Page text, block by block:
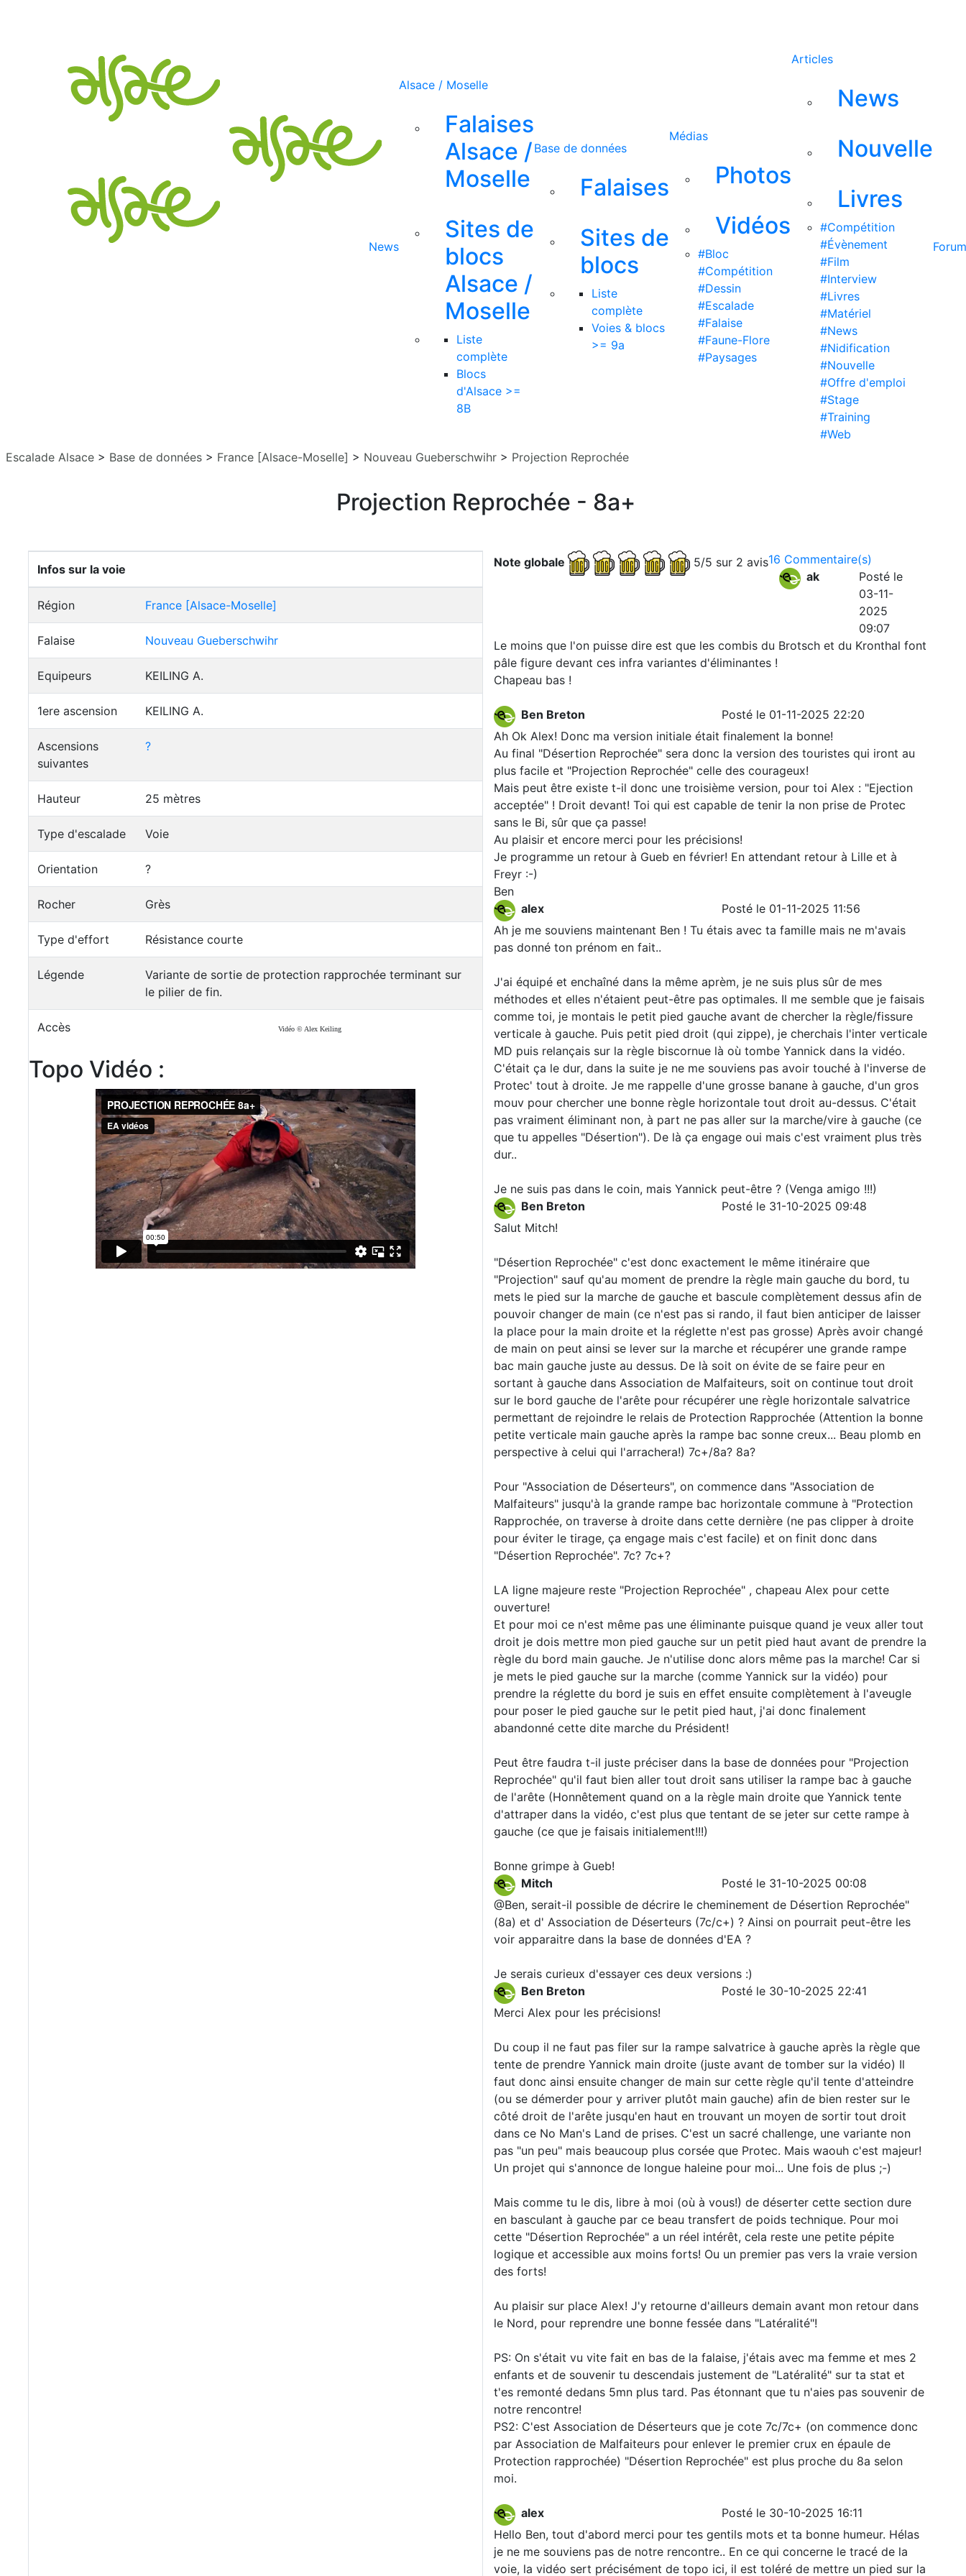
News
Alsace / Moselle
Falaises
Alsace /
Moselle
Sites de
blocs
Alsace /
Moselle
Liste
complète
Blocs
d'Alsace >=
8B
Base de données
Falaises
Sites de
blocs
Liste
complète
Voies & blocs
>= 9a
Médias
Photos
Vidéos
#Bloc
#Compétition
#Dessin
#Escalade
#Falaise
#Faune-Flore
#Paysages
Articles
News
Nouvelle
Livres
#Compétition
#Évènement
#Film
#Interview
#Livres
#Matériel
#News
#Nidification
#Nouvelle
#Offre d'emploi
#Stage
#Training
#Web
Forum
Escalade Alsace > Base de données > France [Alsace-Moselle] > Nouveau Gueberschwihr > Projection Reprochée
Projection Reprochée - 8a+
Infos sur la voie
Région France [Alsace-Moselle]
Falaise Nouveau Gueberschwihr
Equipeurs KEILING A.
1ere ascension KEILING A.
Ascensions
suivantes
?
Hauteur 25 mètres
Type d'escalade Voie
Orientation ?
Rocher Grès
Type d'effort Résistance courte
Légende
Variante de sortie de protection rapprochée terminant sur
le pilier de fin.
Accès Vidéo © Alex Keiling
Topo Vidéo :
16 Commentaire(s)
Note globale
5/5 sur 2 avis
ak
Posté le
03-11-
2025
09:07
Le moins que l'on puisse dire est que les combis du Brotsch et du Kronthal font
pâle figure devant ces infra variantes d'éliminantes !
Chapeau bas !
Ben Breton
Posté le 01-11-2025 22:20
Ah Ok Alex! Donc ma version initiale était finalement la bonne!
Au final "Désertion Reprochée" sera donc la version des touristes qui iront au
plus facile et "Projection Reprochée" celle des courageux!
Mais peut être existe t-il donc une troisième version, pour toi Alex : "Ejection
acceptée" ! Droit devant! Toi qui est capable de tenir la non prise de Protec
sans le Bi, sûr que ça passe!
Au plaisir et encore merci pour les précisions!
Je programme un retour à Gueb en février! En attendant retour à Lille et à
Freyr :-)
Ben
alex
Posté le 01-11-2025 11:56
Ah je me souviens maintenant Ben ! Tu étais avec ta famille mais ne m'avais
pas donné ton prénom en fait..
J'ai équipé et enchaîné dans la même aprèm, je ne suis plus sûr de mes
méthodes et elles n'étaient peut-être pas optimales. Il me semble que je faisais
comme toi, je montais le petit pied gauche avant de chercher la règle/fissure
verticale à gauche. Puis petit pied droit (qui zippe), je cherchais l'inter verticale
MD puis relançais sur la règle biscornue là où tombe Yannick dans la vidéo.
C'était ça le dur, dans la suite je ne me souviens pas avoir touché à l'inverse de
Protec' tout à droite. Je me rappelle d'une grosse banane à gauche, d'un gros
mouv pour chercher une bonne règle horizontale tout droit au-dessus. C'était
pas vraiment éliminant non, à part ne pas aller sur la marche/vire à gauche (ce
que tu appelles "Désertion"). De là ça engage oui mais c'est vraiment plus très
dur..
Je ne suis pas dans le coin, mais Yannick peut-être ? (Venga amigo !!!)
Ben Breton
Posté le 31-10-2025 09:48
Salut Mitch!
"Désertion Reprochée" c'est donc exactement le même itinéraire que
"Projection" sauf qu'au moment de prendre la règle main gauche du bord, tu
mets le pied sur la marche de gauche et bascule complètement dessus afin de
pouvoir changer de main (ce n'est pas si rando, il faut bien anticiper de laisser
la place pour la main droite et la réglette n'est pas grosse) Après avoir changé
de main on peut ainsi se lever sur la marche et récupérer une grande rampe
bac main gauche juste au dessus. De là soit on évite de se faire peur en
sortant à gauche dans Association de Malfaiteurs, soit on continue tout droit
sur le bord gauche de l'arête pour récupérer une règle horizontale salvatrice
permettant de rejoindre le relais de Protection Rapprochée (Attention la bonne
petite verticale main gauche après la rampe bac sonne creux... Beau plomb en
perspective à celui qui l'arrachera!) 7c+/8a? 8a?
Pour "Association de Déserteurs", on commence dans "Association de
Malfaiteurs" jusqu'à la grande rampe bac horizontale commune à "Protection
Rapprochée, on traverse à droite dans cette dernière (ne pas clipper à droite
pour éviter le tirage, ça engage mais c'est facile) et on finit donc dans
"Désertion Reprochée". 7c? 7c+?
LA ligne majeure reste "Projection Reprochée" , chapeau Alex pour cette
ouverture!
Et pour moi ce n'est même pas une éliminante puisque quand je veux aller tout
droit je dois mettre mon pied gauche sur un petit pied haut avant de prendre la
règle du bord main gauche. Je n'utilise donc alors même pas la marche! Car si
je mets le pied gauche sur la marche (comme Yannick sur la vidéo) pour
prendre la réglette du bord je suis en effet ensuite complètement à l'aveugle
pour poser le pied gauche sur le petit pied haut, j'ai donc finalement
abandonné cette dite marche du Président!
Peut être faudra t-il juste préciser dans la base de données pour "Projection
Reprochée" qu'il faut bien aller tout droit sans utiliser la rampe bac à gauche
de l'arête (Honnêtement quand on a la règle main droite que Yannick tente
d'attraper dans la vidéo, c'est plus que tentant de se jeter sur cette rampe à
gauche (ce que je faisais initialement!!!)
Bonne grimpe à Gueb!
Mitch
Posté le 31-10-2025 00:08
@Ben, serait-il possible de décrire le cheminement de Désertion Reprochée"
(8a) et d' Association de Déserteurs (7c/c+) ? Ainsi on pourrait peut-être les
voir apparaitre dans la base de données d'EA ?
Je serais curieux d'essayer ces deux versions :)
Ben Breton
Posté le 30-10-2025 22:41
Merci Alex pour les précisions!
Du coup il ne faut pas filer sur la rampe salvatrice à gauche après la règle que
tente de prendre Yannick main droite (juste avant de tomber sur la vidéo) Il
faut donc ainsi ensuite changer de main sur cette règle qu'il tente d'atteindre
(ou se démerder pour y arriver plutôt main gauche) afin de bien rester sur le
côté droit de l'arête jusqu'en haut en trouvant un moyen de sortir tout droit
dans ce No Man's Land de prises. C'est un sacré challenge, une variante non
pas "un peu" mais beaucoup plus corsée que Protec. Mais waouh c'est majeur!
Un projet qui s'annonce de longue haleine pour moi... Une fois de plus ;-)
Mais comme tu le dis, libre à moi (où à vous!) de déserter cette section dure
en basculant à gauche par ce beau transfert de poids technique. Pour moi
cette "Désertion Reprochée" a un réel intérêt, cela reste une petite pépite
logique et accessible aux moins forts! Ou un premier pas vers la vraie version
des forts!
Au plaisir sur place Alex! J'y retourne d'ailleurs demain avant mon retour dans
le Nord, pour reprendre une bonne fessée dans "Latéralité"!
PS: On s'était vu vite fait en bas de la falaise, j'étais avec ma femme et mes 2
enfants et de souvenir tu descendais justement de "Latéralité" sur ta stat et
t'es remonté dedans 5mn plus tard. Pas étonnant que tu n'aies pas souvenir de
notre rencontre!
PS2: C'est Association de Déserteurs que je cote 7c/7c+ (on commence donc
par Association de Malfaiteurs pour enlever le premier crux en épaule de
Protection rapprochée) "Désertion Reprochée" est plus proche du 8a selon
moi.
alex
Posté le 30-10-2025 16:11
Hello Ben, tout d'abord merci pour tes gentils mots et ta bonne humeur. Hélas
je ne me souviens pas de notre rencontre.. En ce qui concerne le tracé de la
voie, la vidéo sert précisément de topo ici, il est toléré de mettre un pied sur la